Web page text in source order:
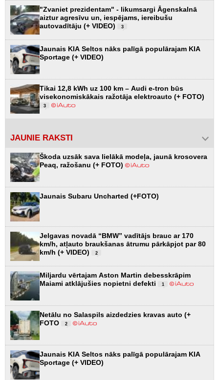
"Zvaniet prezidentam" - likumsargi Āgenskalnā
aiztur agresīvu un, iespējams, iereibušu
autovadītāju (+ VIDEO)
3
Jaunais KIA Seltos nāks palīgā populārajam KIA
Sportage (+ VIDEO)
Tikai 12,8 kWh uz 100 km – Audi e-tron būs
visekonomiskākais ražotāja elektroauto (+ FOTO)
3
JAUNIE RAKSTI
Škoda uzsāk sava lielākā modeļa, jaunā krosovera
Peaq, ražošanu (+ FOTO)
Jaunais Subaru Uncharted (+FOTO)
Jelgavas novadā “BMW” vadītājs brauc ar 170
km/h, atļauto braukšanas ātrumu pārkāpjot par 80
km/h (+ VIDEO)
2
Miljardu vērtajam Aston Martin debesskrāpim
Maiami atklājušies nopietni defekti
1
Netālu no Salaspils aizdedzies kravas auto (+
FOTO
2
Jaunais KIA Seltos nāks palīgā populārajam KIA
Sportage (+ VIDEO)